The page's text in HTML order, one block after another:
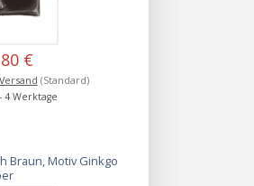
€
Versand (Standard)
4 Werktage
Braun, Motiv Ginkgo